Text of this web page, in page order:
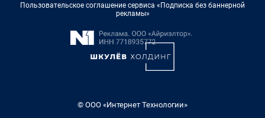
Пользовательское соглашение сервиса «Подписка без баннерной
рекламы»
© ООО «Интернет Технологии»